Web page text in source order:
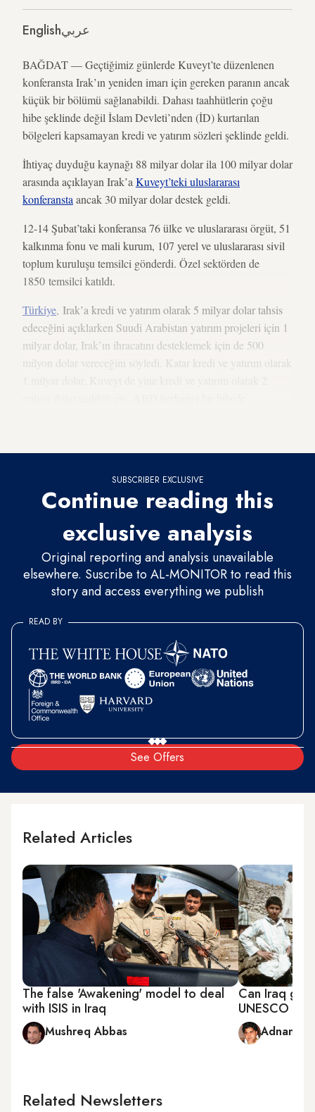
Englishعربي
BAĞDAT — Geçtiğimiz günlerde Kuveyt’te düzenlenen
konferansta Irak’ın yeniden imarı için gereken paranın ancak
küçük bir bölümü sağlanabildi. Dahası taahhütlerin çoğu
hibe şeklinde değil İslam Devleti’nden (İD) kurtarılan
bölgeleri kapsamayan kredi ve yatırım sözleri şeklinde geldi.
İhtiyaç duyduğu kaynağı 88 milyar dolar ila 100 milyar dolar
arasında açıklayan Irak’a Kuveyt’teki uluslararası
konferansta ancak 30 milyar dolar destek geldi.
12-14 Şubat’taki konferansa 76 ülke ve uluslararası örgüt, 51
kalkınma fonu ve mali kurum, 107 yerel ve uluslararası sivil
toplum kuruluşu temsilci gönderdi. Özel sektörden de
1850 temsilci katıldı.
Türkiye, Irak’a kredi ve yatırım olarak 5 milyar dolar tahsis
edeceğini açıklarken Suudi Arabistan yatırım projeleri için 1
milyar dolar, Irak’ın ihracatını desteklemek için de 500
milyon dolar vereceğini söyledi. Katar kredi ve yatırım olarak
SUBSCRIBER EXCLUSIVE
Continue reading this
exclusive analysis
Original reporting and analysis unavailable
elsewhere. Suscribe to AL-MONITOR to read this
story and access everything we publish
See Offers
READ BY
Related Articles
The false 'Awakening' model to deal
with ISIS in Iraq
Mushreq Abbas
Can Iraq get
UNESCO
Adnan
Related Newsletters